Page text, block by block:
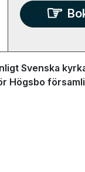
Svenska
Högsbo